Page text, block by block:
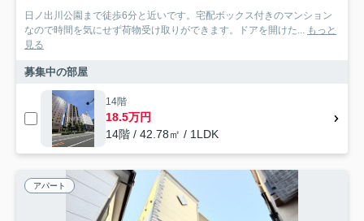
日ノ出川公園まで徒歩6分と近いです。宅配ボックス付きのマンション
なので時間を気にせず荷物受け取りができます。ドアを開けた... もっと
見る
募集中の部屋
14階
18.5万円
14階 / 42.78㎡ / 1LDK
アパート